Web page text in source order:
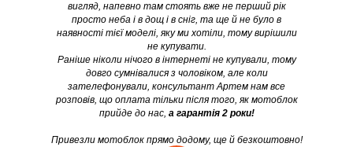
вигляд, напевно там стоять вже не перший рік
просто неба і в дощ і в сніг, та ще й не було в
наявності тієї моделі, яку ми хотіли, тому вирішили
не купувати.
Раніше ніколи нічого в інтернеті не купували, тому
довго сумнівалися з чоловіком, але коли
зателефонували, консультант Артем нам все
розповів, що оплата тільки після того, як мотоблок
прийде до нас, а гарантія 2 роки!
Привезли мотоблок прямо додому, ще й безкоштовно!